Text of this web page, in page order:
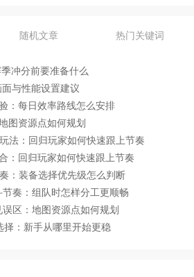
随机文章 热门关键词
冲分前要准备什么
面与性能设置建议
：每日效率路线怎么安排
图资源点如何规划
法：回归玩家如何快速跟上节奏
：回归玩家如何快速跟上节奏
：装备选择优先级怎么判断
节奏：组队时怎样分工更顺畅
误区：地图资源点如何规划
择：新手从哪里开始更稳